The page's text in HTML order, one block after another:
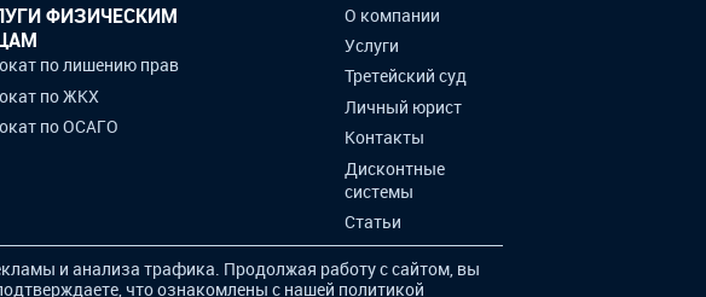
ФИЗИЧЕСКИМ
по лишению прав
по ЖКХ
по ОСАГО
О компании
Услуги
Третейский суд
Личный юрист
Контакты
Дисконтные
системы
Статьи
и анализа трафика. Продолжая работу с сайтом, вы
что ознакомлены с нашей политикой